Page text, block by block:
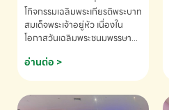
พระเจ้าอยู่หัว เนื่องใน
โอกาสวันเฉลิม
พระชนมพรรษา
โกิจกรรมเฉลิมพระเกียรติพระบาท
สมเด็จพระเจ้าอยู่หัว เนื่องใน
โอกาสวันเฉลิมพระชนมพรรษา
ข้อมูลเพิ่มเติม โทร. 075-691910
อ่านต่อ >